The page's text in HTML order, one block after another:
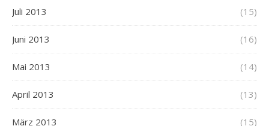
Juli 2013 (15)
Juni 2013 (16)
Mai 2013 (14)
April 2013 (13)
März 2013 (15)